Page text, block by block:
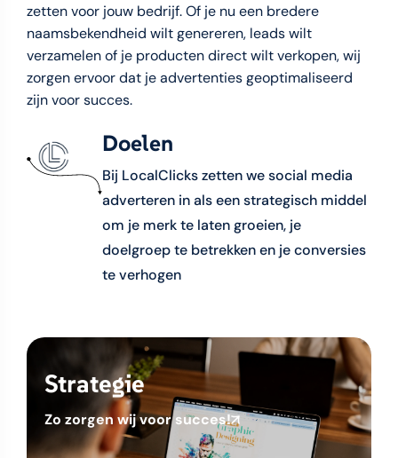
zetten voor jouw bedrijf. Of je nu een bredere
naamsbekendheid wilt genereren, leads wilt
verzamelen of je producten direct wilt verkopen, wij
zorgen ervoor dat je advertenties geoptimaliseerd
zijn voor succes.
Doelen
Bij LocalClicks zetten we social media
adverteren in als een strategisch middel
om je merk te laten groeien, je
doelgroep te betrekken en je conversies
te verhogen
Strategie
Zo zorgen wij voor succes!